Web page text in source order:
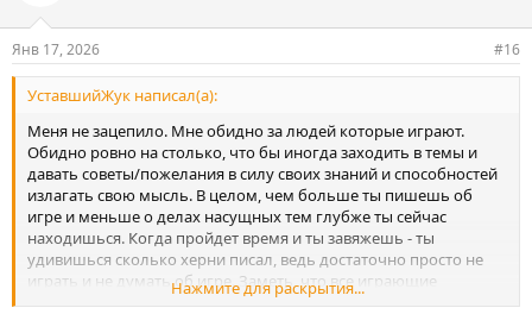
Янв 17, 2026 #16
УставшийЖук написал(а):
Меня не зацепило. Мне обидно за людей которые играют.
Обидно ровно на столько, что бы иногда заходить в темы и
давать советы/пожелания в силу своих знаний и способностей
излагать свою мысль. В целом, чем больше ты пишешь об
игре и меньше о делах насущных тем глубже ты сейчас
находишься. Когда пройдет время и ты завяжешь - ты
удивишься сколько херни писал, ведь достаточно просто не
играть и не думать об игре. Заметь, что все играющие
форумчане пишут о игре и о том как хотя выйти и нее целые
Нажмите для раскрытия...